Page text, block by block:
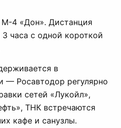
4 «Дон». Дистанция
часа с одной короткой
в
— Росавтодор регулярно
сетей «Лукойл»,
ТНК встречаются
кафе и санузлы.